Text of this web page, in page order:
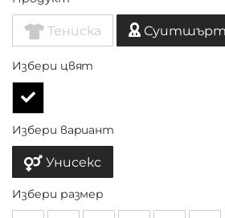
Тениска Суитшърт
Избери цвят
Избери вариант
Унисекс
Избери размер